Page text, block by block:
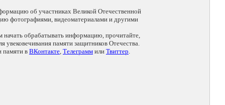
об участниках Великой Отечественной
фотографиями, видеоматериалами и другими
начать обрабатывать информацию, прочитайте,
памяти защитников Отечества.
памяти в ВКонтакте, Телеграмм или Твиттер.